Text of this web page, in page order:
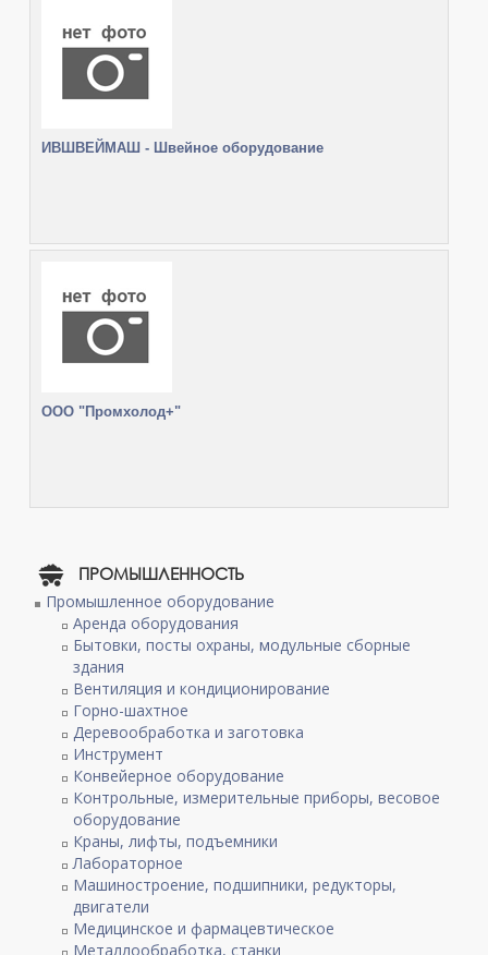
ИВШВЕЙМАШ - Швейное оборудование
ООО "Промхолод+"
ПРОМЫШЛЕННОСТЬ
Промышленное оборудование
Аренда оборудования
Бытовки, посты охраны, модульные сборные
здания
Вентиляция и кондиционирование
Горно-шахтное
Деревообработка и заготовка
Инструмент
Конвейерное оборудование
Контрольные, измерительные приборы, весовое
оборудование
Краны, лифты, подъемники
Лабораторное
Машиностроение, подшипники, редукторы,
двигатели
Медицинское и фармацевтическое
Металлообработка, станки